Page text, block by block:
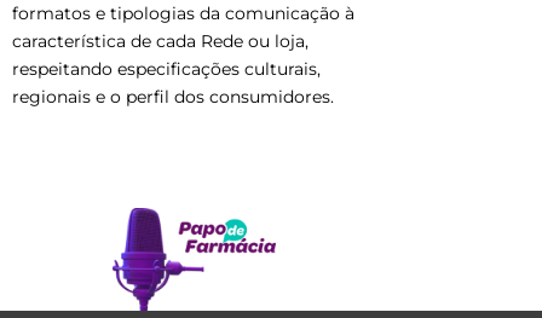
formatos e tipologias da comunicação à
característica de cada Rede ou loja,
respeitando especificações culturais,
regionais e o perfil dos consumidores.